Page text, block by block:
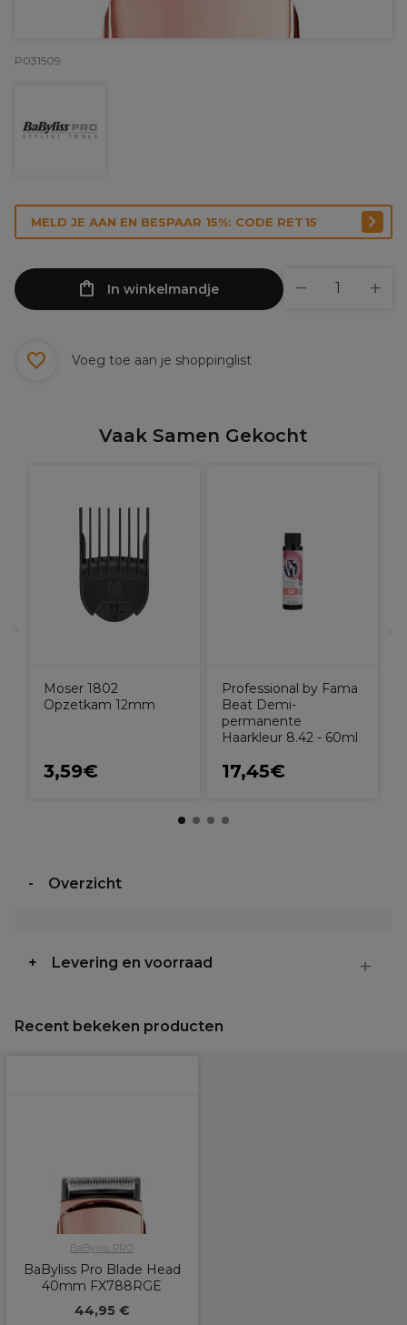
P031509
MELD JE AAN EN BESPAAR 15%: CODE RET15
In winkelmandje
Voeg toe aan je shoppinglist
Vaak Samen Gekocht
Moser 1802
Opzetkam 12mm
3,59€
Professional by Fama
Beat Demi-
permanente
Haarkleur 8.42 - 60ml
17,45€
Overzicht
Levering en voorraad
Recent bekeken producten
BaByliss PRO
BaByliss Pro Blade Head
40mm FX788RGE
44,95 €